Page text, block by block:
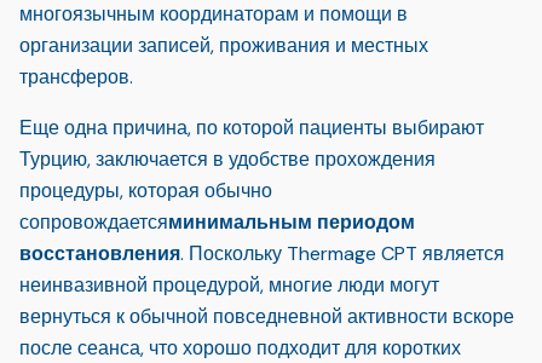
многоязычным координаторам и помощи в
организации записей, проживания и местных
трансферов.
Еще одна причина, по которой пациенты выбирают
Турцию, заключается в удобстве прохождения
процедуры, которая обычно
сопровождаетсяминимальным периодом
восстановления. Поскольку Thermage CPT является
неинвазивной процедурой, многие люди могут
вернуться к обычной повседневной активности вскоре
после сеанса, что хорошо подходит для коротких